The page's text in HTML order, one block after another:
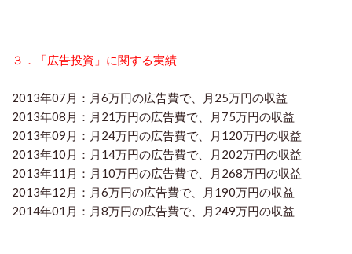
３．「広告投資」に関する実績
2013年07月：月6万円の広告費で、月25万円の収益
2013年08月：月21万円の広告費で、月75万円の収益
2013年09月：月24万円の広告費で、月120万円の収益
2013年10月：月14万円の広告費で、月202万円の収益
2013年11月：月10万円の広告費で、月268万円の収益
2013年12月：月6万円の広告費で、月190万円の収益
2014年01月：月8万円の広告費で、月249万円の収益